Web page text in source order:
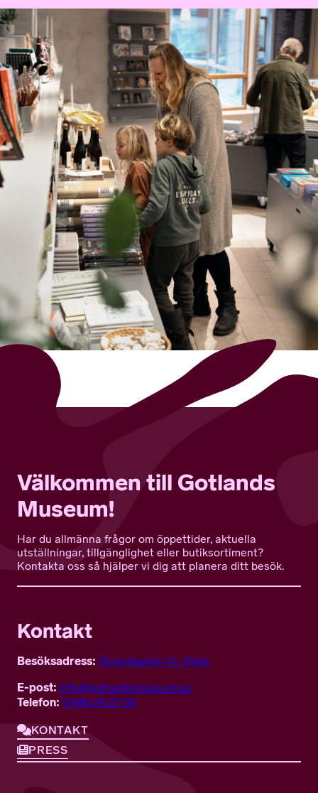
Välkommen till Gotlands
Museum!
Har du allmänna frågor om öppettider, aktuella
utställningar, tillgänglighet eller butiksortiment?
Kontakta oss så hjälper vi dig att planera ditt besök.
Kontakt
Besöksadress: Strandgatan 14, Visby
E-post: info@gotlandsmuseum.se
Telefon: 0498-29 27 00
KONTAKT
PRESS